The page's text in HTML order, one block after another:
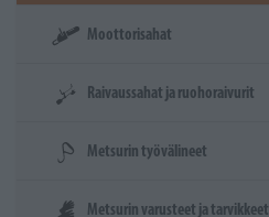
Moottorisahat
Raivaussahat ja ruohoraivurit
Metsurin työvälineet
Metsurin varusteet ja tarvikkeet